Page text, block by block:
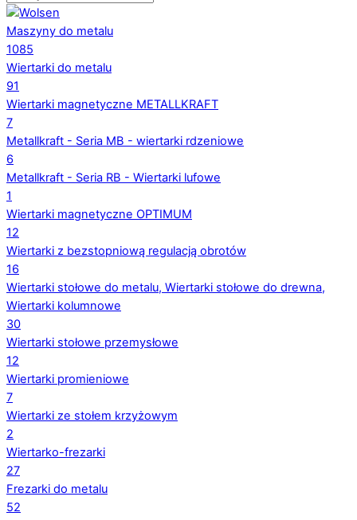
Maszyny do metalu
1085
Wiertarki do metalu
91
Wiertarki magnetyczne METALLKRAFT
7
Metallkraft - Seria MB - wiertarki rdzeniowe
6
Metallkraft - Seria RB - Wiertarki lufowe
1
Wiertarki magnetyczne OPTIMUM
12
Wiertarki z bezstopniową regulacją obrotów
16
Wiertarki stołowe do metalu, Wiertarki stołowe do drewna,
Wiertarki kolumnowe
30
Wiertarki stołowe przemysłowe
12
Wiertarki promieniowe
7
Wiertarki ze stołem krzyżowym
2
Wiertarko-frezarki
27
Frezarki do metalu
52